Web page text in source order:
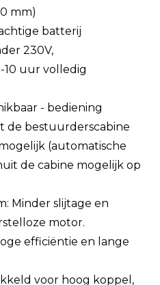
mm)
batterij
230V,
10 uur volledig
- bediening
de bestuurderscabine
(automatische
de cabine mogelijk op
Minder slijtage en
motor.
efficiëntie en lange
voor hoog koppel,